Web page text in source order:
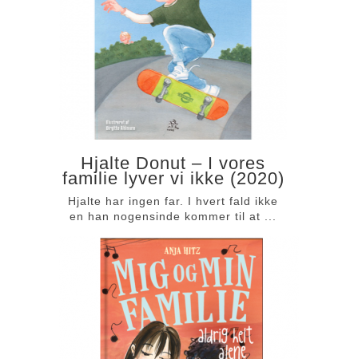
Hjalte Donut – I vores
familie lyver vi ikke (2020)
Hjalte har ingen far. I hvert fald ikke
en han nogensinde kommer til at ...